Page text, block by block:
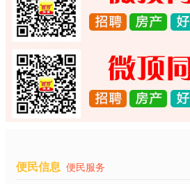
便民信息 便民服务